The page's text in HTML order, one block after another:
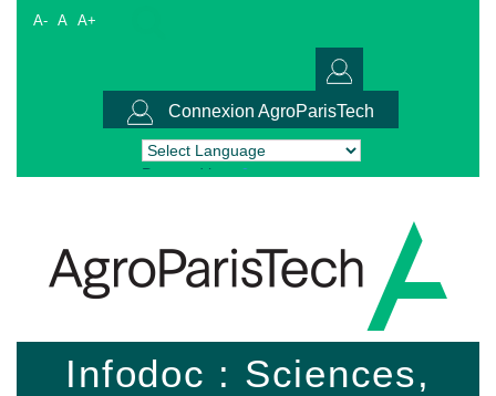
A- A A+
Connexion AgroParisTech
Powered by Translate
Infodoc : Sciences,